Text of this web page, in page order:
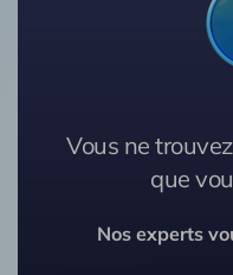
Vous ne
que
Nos experts